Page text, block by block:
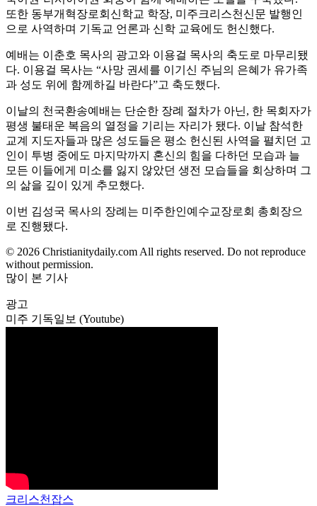
또한 동부개혁장로회신학교 학장, 미주크리스천신문 발행인
으로 사역하며 기독교 언론과 신학 교육에도 헌신했다.
예배는 이춘호 목사의 광고와 이용걸 목사의 축도로 마무리됐
다. 이용걸 목사는 “사망 권세를 이기신 주님의 은혜가 유가족
과 성도 위에 함께하길 바란다”고 축도했다.
이날의 천국환송예배는 단순한 장례 절차가 아닌, 한 목회자가
평생 불태운 복음의 열정을 기리는 자리가 됐다. 이날 참석한
교계 지도자들과 많은 성도들은 평소 헌신된 사역을 펼치던 고
인이 투병 중에도 마지막까지 혼신의 힘을 다하던 모습과 늘
모든 이들에게 미소를 잃지 않았던 생전 모습들을 회상하며 그
의 삶을 깊이 있게 추모했다.
이번 김성국 목사의 장례는 미주한인예수교장로회 총회장으
로 진행됐다.
© 2026 Christianitydaily.com All rights reserved. Do not reproduce
without permission.
많이 본 기사
광고
미주 기독일보 (Youtube)
크리스천잡스